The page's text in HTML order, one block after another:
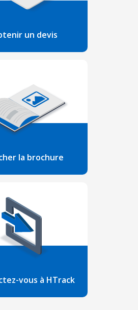
vous à HTrack
la brochure
un devis